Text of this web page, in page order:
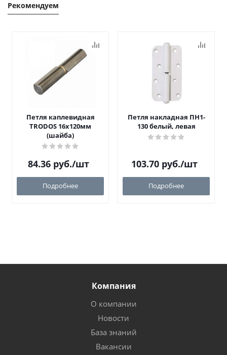
Рекомендуем
Петля каплевидная
TRODOS 16х120мм
(шайба)
84.36 руб./шт
Подробнее
Петля накладная ПН1-
130 белый, левая
103.70 руб./шт
Подробнее
Компания
О компании
Новости
База знаний
Вакансии